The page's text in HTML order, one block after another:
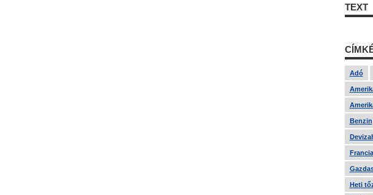
TEXT
Adó
Benzin
Heti